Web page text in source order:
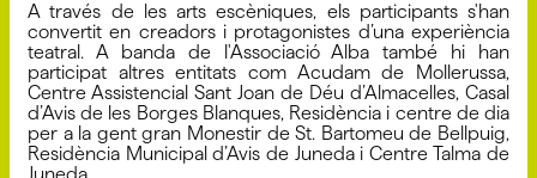
A través de les arts escèniques, els participants s'han
convertit en creadors i protagonistes d’una experiència
teatral. A banda de l'Associació Alba també hi han
participat altres entitats com Acudam de Mollerussa,
Centre Assistencial Sant Joan de Déu d’Almacelles, Casal
d’Avis de les Borges Blanques, Residència i centre de dia
per a la gent gran Monestir de St. Bartomeu de Bellpuig,
Residència Municipal d’Avis de Juneda i Centre Talma de